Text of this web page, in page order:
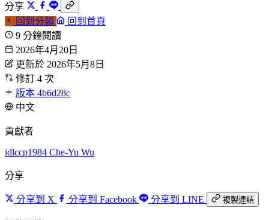
分享
回到分類
回到首頁
9 分鐘閱讀
2026年4月20日
更新於 2026年5月8日
修訂 4 次
版本 4b6d28c
中文
貢獻者
idlccp1984 Che-Yu Wu
分享
分享到 X 分享到 Facebook 分享到 LINE 複製連結